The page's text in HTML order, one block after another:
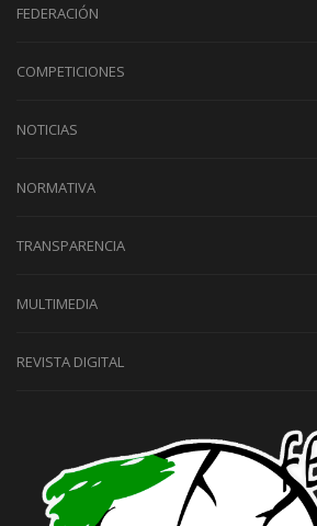
FEDERACIÓN
COMPETICIONES
NOTICIAS
NORMATIVA
TRANSPARENCIA
MULTIMEDIA
REVISTA DIGITAL